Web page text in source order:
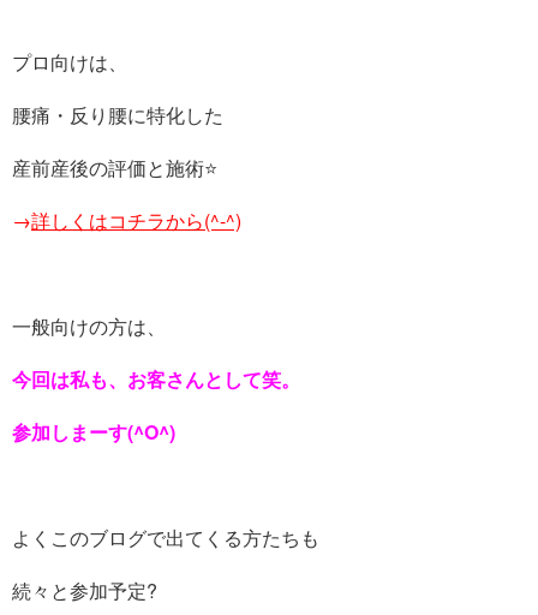
プロ向けは、
腰痛・反り腰に特化した
産前産後の評価と施術⭐️
→詳しくはコチラから(^-^)
一般向けの方は、
今回は私も、お客さんとして笑。
参加しまーす(^O^)
よくこのブログで出てくる方たちも
続々と参加予定?